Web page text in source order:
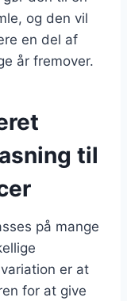
og den vil
en del af
år fremover.
til
på mange
er at
for at give